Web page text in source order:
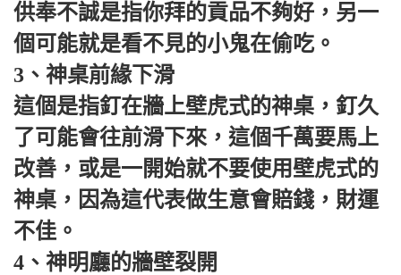
供奉不誠是指你拜的貢品不夠好，另一
個可能就是看不見的小鬼在偷吃。
3、神桌前緣下滑
這個是指釘在牆上壁虎式的神桌，釘久
了可能會往前滑下來，這個千萬要馬上
改善，或是一開始就不要使用壁虎式的
神桌，因為這代表做生意會賠錢，財運
不佳。
4、神明廳的牆壁裂開